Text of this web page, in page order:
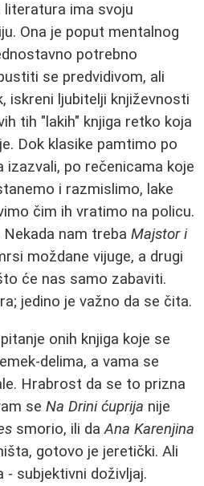
literatura ima svoju
Ona je poput mentalnog
potrebno
se predvidivom, ali
iskreni ljubitelji književnosti
tih "lakih" knjiga retko koja
Dok klasike pamtimo po
izazvali, po rečenicama koje
i razmislimo, lake
čim ih vratimo na policu.
nam treba Majstor i
moždane vijuge, a drugi
će nas samo zabaviti.
jedino je važno da se čita.
onih knjiga koje se
delima, a vama se
Hrabrost da se to prizna
se Na Drini ćuprija nije
smorio, ili daAna Karenjina
gotovo je jeretički. Ali
subjektivni doživljaj.